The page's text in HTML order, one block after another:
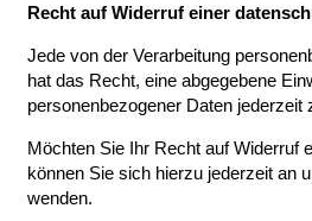
Recht auf Widerruf einer
Jede von der Verarbeitung
hat das Recht, eine abgegebene
personenbezogener Daten jederzeit
Möchten Sie Ihr Recht auf Widerruf
können Sie sich hierzu jederzeit an
wenden.